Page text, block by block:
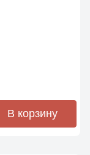
В корзину